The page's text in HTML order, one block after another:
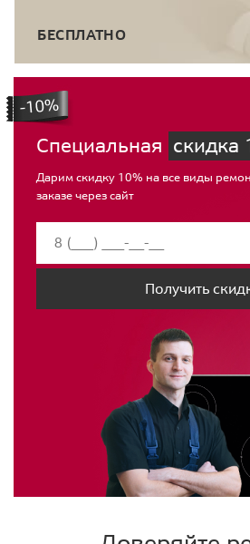
БЕСПЛАТНО
Специальная скидка
Дарим скидку 10% на все виды
заказе через сайт
Получить